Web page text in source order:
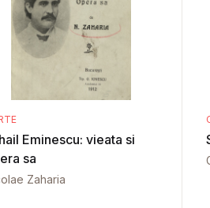
Eminescu: vieata si
sa
Zaharia